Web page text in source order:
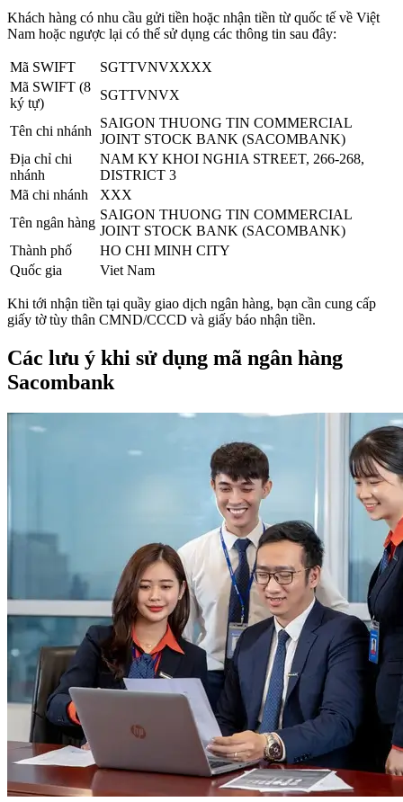
Khách hàng có nhu cầu gửi tiền hoặc nhận tiền từ quốc tế về Việt
Nam hoặc ngược lại có thể sử dụng các thông tin sau đây:
Mã SWIFT
SGTTVNVXXXX
Mã SWIFT (8
ký tự)
SGTTVNVX
Tên chi nhánh
SAIGON THUONG TIN COMMERCIAL
JOINT STOCK BANK (SACOMBANK)
Địa chỉ chi
nhánh
NAM KY KHOI NGHIA STREET, 266-268,
DISTRICT 3
Mã chi nhánh
XXX
Tên ngân hàng
SAIGON THUONG TIN COMMERCIAL
JOINT STOCK BANK (SACOMBANK)
Thành phố
HO CHI MINH CITY
Quốc gia
Viet Nam
Khi tới nhận tiền tại quầy giao dịch ngân hàng, bạn cần cung cấp
giấy tờ tùy thân CMND/CCCD và giấy báo nhận tiền.
Các lưu ý khi sử dụng mã ngân hàng
Sacombank